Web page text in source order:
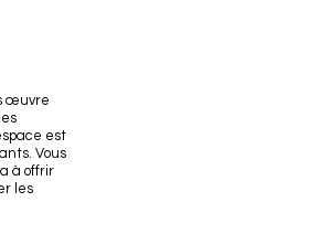
œuvre
est
Vous
à offrir
les